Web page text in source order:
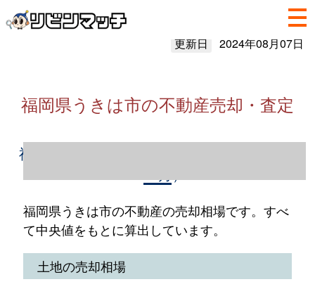
更新日 2024年08月07日
福岡県うきは市の不動産売却・査定
福岡県うきは市の不動産売却情報（2023年1
福岡県うきは市の不動産の売却相場です。すべ
て中央値をもとに算出しています。
土地の売却相場